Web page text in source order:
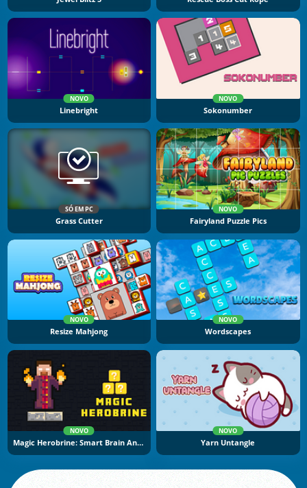
NOVO
Linebright
NOVO
Sokonumber
SÓ EM PC
Grass Cutter
NOVO
Fairyland Puzzle Pics
NOVO
Resize Mahjong
NOVO
Wordscapes
NOVO
Magic Herobrine: Smart Brain And Puzzle Quest
NOVO
Yarn Untangle